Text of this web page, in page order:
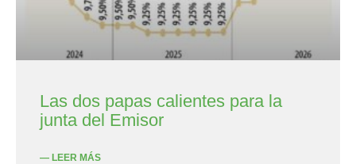
Las dos papas calientes para la
junta del Emisor
— LEER MÁS